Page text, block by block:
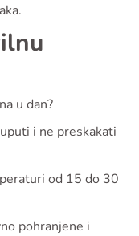
u dan?
i ne preskakati
od 15 do 30
pohranjene i